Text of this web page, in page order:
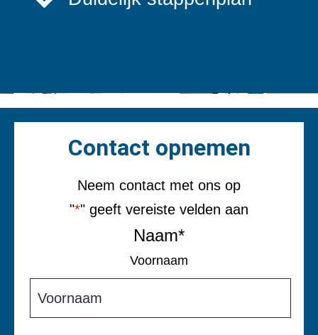
Contact opnemen
Neem contact met ons op
"*" geeft vereiste velden aan
Naam*
Voornaam